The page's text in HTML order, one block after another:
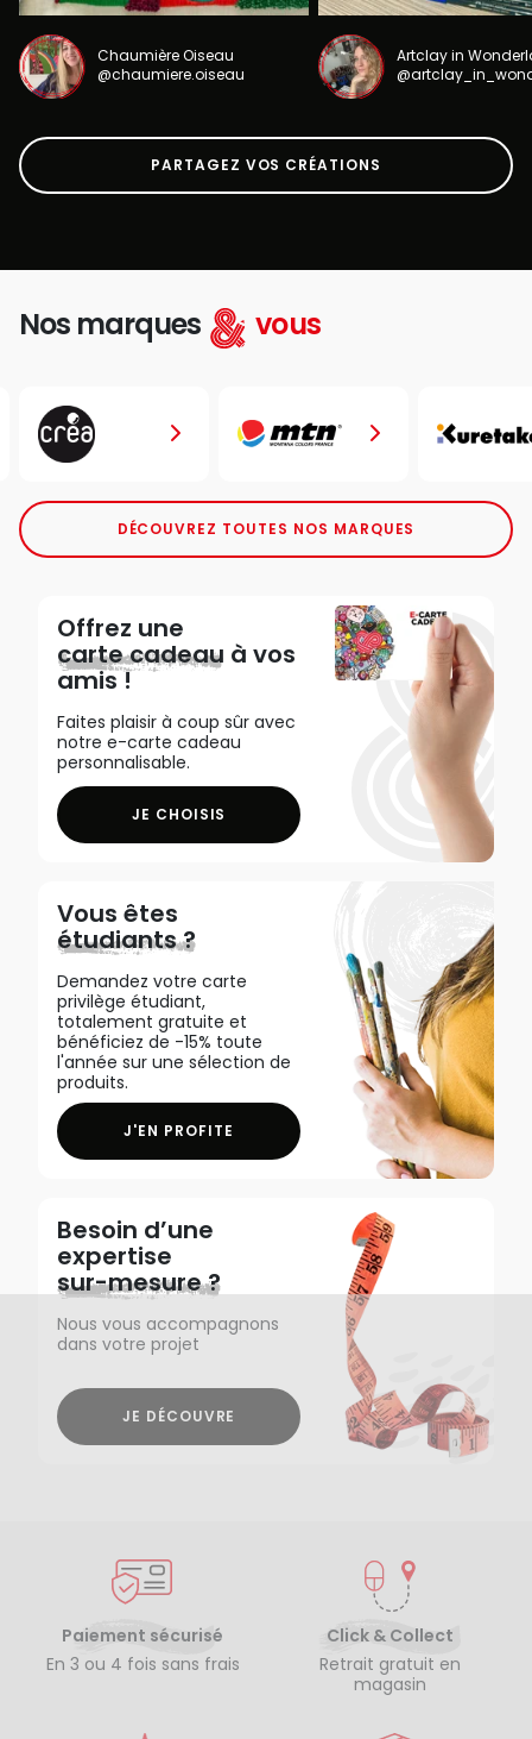
Chaumière Oiseau
@chaumiere.oiseau
Artclay in
PARTAGEZ VOS CRÉATIONS
Nos marques vous
DÉCOUVREZ TOUTES NOS MARQUES
Offrez une
carte cadeau à vos
amis !
Faites plaisir à coup sûr avec
notre e-carte cadeau
personnalisable.
JE CHOISIS
Vous êtes
étudiants ?
Demandez votre carte
privilège étudiant,
totalement gratuite et
bénéficiez de -15% toute
l'année sur une sélection de
produits.
J'EN PROFITE
Besoin d’une
expertise
sur-mesure ?
Nous vous accompagnons
dans votre projet
JE DÉCOUVRE
Paiement sécurisé
En 3 ou 4 fois sans frais
Click & Collect
Retrait gratuit en
magasin